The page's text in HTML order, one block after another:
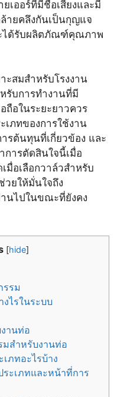
เออร์ที่มีชื่อเสียงและมี
ายคลึงกันเป็นกุญแจ
ได้รับผลิตภัณฑ์คุณภาพ
ะสมสำหรับโรงงาน
รับการทำงานที่มี
ถือในระยะยาวควร
เภทของการใช้งาน
รต้นทุนที่เกี่ยวข้อง และ
การตัดสินใจนี้เมื่อ
มื่อเลือกวาล์วสำหรับ
ยให้มั่นใจถึง
านไปในขณะที่ยังคง
[hide]
รรม
ไรในระบบ
านท่อ
มสำหรับงานท่อ
ภทอะไรบ้าง
ระเภทและหน้าที่การ